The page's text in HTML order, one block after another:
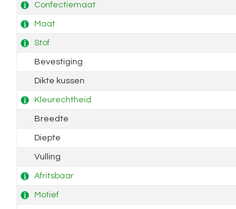
Confectiemaat
Maat
Stof
Bevestiging
Dikte kussen
Kleurechtheid
Breedte
Diepte
Vulling
Afritsbaar
Motief